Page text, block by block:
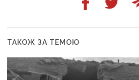
ТАКОЖ ЗА ТЕМОЮ